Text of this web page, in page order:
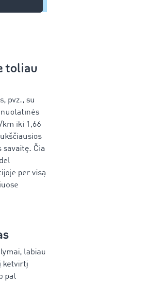
toliau
pvz., su
iki 1,66
savaitę. Čia
per visą
labiau
ketvirtį
pat